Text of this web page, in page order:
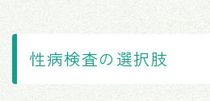
性病検査の選択肢